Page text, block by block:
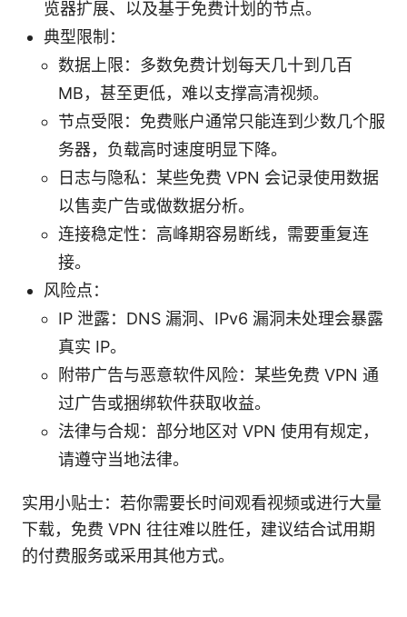
览器扩展、以及基于免费计划的节点。
典型限制：
数据上限：多数免费计划每天几十到几百
MB，甚至更低，难以支撑高清视频。
节点受限：免费账户通常只能连到少数几个服
务器，负载高时速度明显下降。
日志与隐私：某些免费 VPN 会记录使用数据
以售卖广告或做数据分析。
连接稳定性：高峰期容易断线，需要重复连
接。
风险点：
IP 泄露：DNS 漏洞、IPv6 漏洞未处理会暴露
真实 IP。
附带广告与恶意软件风险：某些免费 VPN 通
过广告或捆绑软件获取收益。
法律与合规：部分地区对 VPN 使用有规定，
请遵守当地法律。
实用小贴士：若你需要长时间观看视频或进行大量
下载，免费 VPN 往往难以胜任，建议结合试用期
的付费服务或采用其他方式。